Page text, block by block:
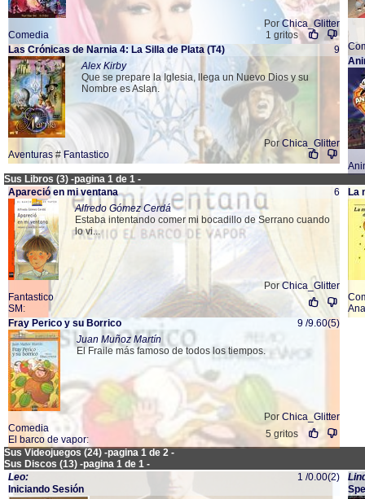
Por Chica_Glitter
Comedia
1 gritos
Las Crónicas de Narnia 4: La Silla de Plata (T4)
9
Alex Kirby
Que se prepare la Iglesia, llega un Nuevo Dios y su
Nombre es Aslan.
Por Chica_Glitter
Aventuras#Fantastico
Sus Libros (3) -pagina 1 de 1 -
Apareció en mi ventana
6
Alfredo Gómez Cerdá
Estaba intentando comer mi bocadillo de Serrano cuando
lo vi...
Por Chica_Glitter
Fantastico
SM :
Fray Perico y su Borrico
9 /9.60(5)
Juan Muñoz Martín
El Fraile más famoso de todos los tiempos.
Por Chica_Glitter
Comedia
El barco de vapor: 5 gritos
La
Sus Videojuegos (24) -pagina 1 de 2 -
Sus Discos (13) -pagina 1 de 1 -
Leo:
Iniciando Sesión
1 /0.00(2)